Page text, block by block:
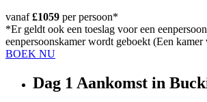
vanaf£1059 per persoon*
*Er geldt ook een toeslag voor een
eenpersoonskamer wordt geboekt (Een kamer
BOEK NU
Dag 1 Aankomst in